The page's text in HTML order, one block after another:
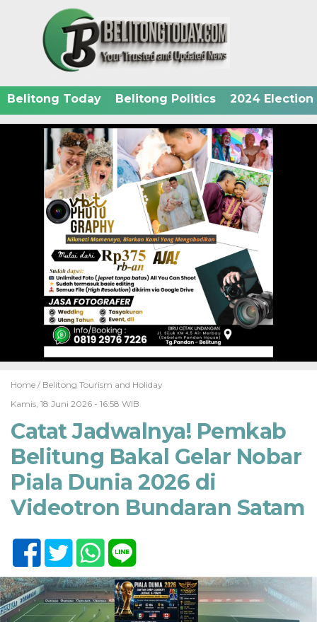
Belitong Today Belitong Politics 2024 Election
Home / Belitong Tourism and Holiday
Kamis, 18 Juni 2026 - 16:58 WIB
Catat Jadwalnya! Pemkab
Belitung Bakal Gelar Nobar
Piala Dunia 2026 di
Videotron Bundaran Satam